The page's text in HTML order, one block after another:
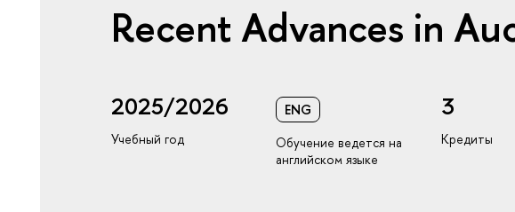
Recent Advances in
2025/2026
Учебный год
ENG
Обучение ведется на
английском языке
3
Кредиты